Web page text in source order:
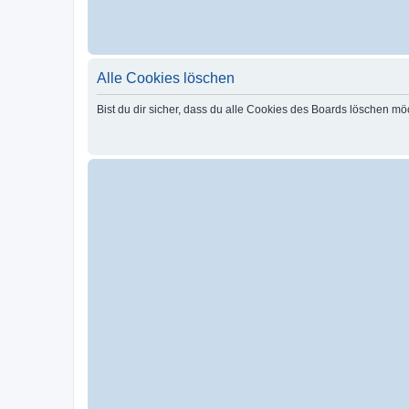
Alle Cookies löschen
Bist du dir sicher, dass du alle Cookies des Boards löschen